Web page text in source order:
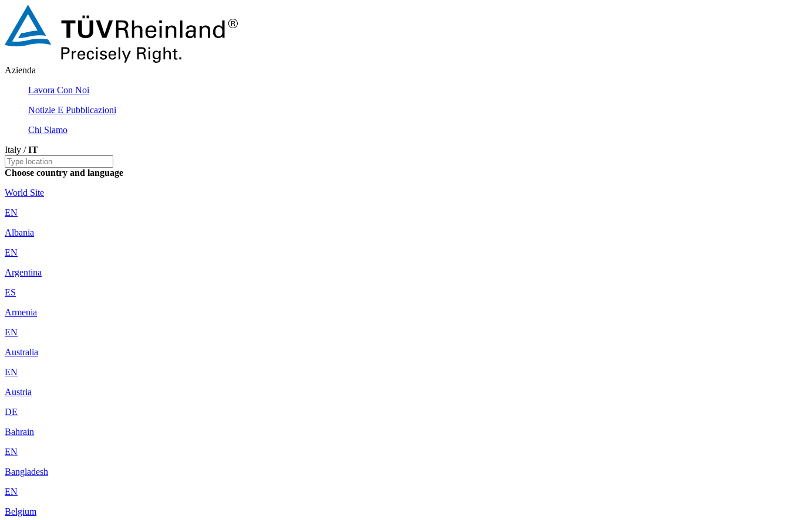
Azienda
Lavora Con Noi
Notizie E Pubblicazioni
Chi Siamo
Italy /IT
Choose country and language
World Site
EN
Albania
EN
Argentina
ES
Armenia
EN
Australia
EN
Austria
DE
Bahrain
EN
Bangladesh
EN
Belgium